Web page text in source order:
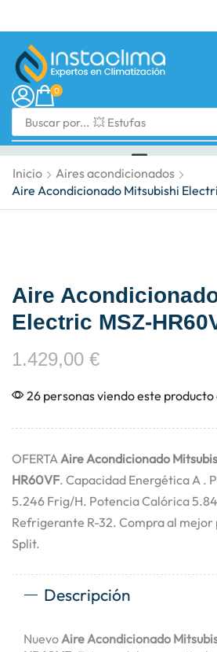
0
Buscar por... 💥 Estufas
Inicio
Aires acondicionados
Aire Acondicionado Mitsubishi
Aire
Electric MSZ-
1.429,00 €
26 personas viendo este
OFERTAAire Acondicionado
HR60VF. Capacidad Energética A .
5.246 Frig/H. Potencia Calórica
Refrigerante R-32. Compra al mejor
Split.
Descripción
NuevoAire Acondicionado